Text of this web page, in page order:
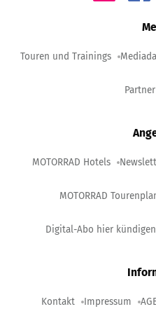
Touren und Trainings
MOTORRAD Hotels
MOTORRAD
Digital-Abo hier kündigen
Kontakt Impressum